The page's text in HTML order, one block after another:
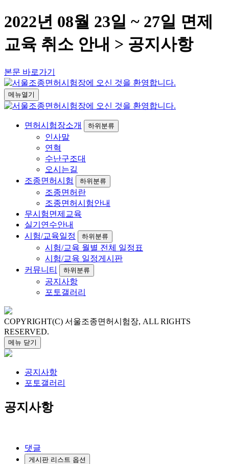
2022년 08월 23일 ~ 27일 면제
교육 취소 안내 > 공지사항
본문 바로가기
메뉴열기
면허시험장소개 하위분류
인사말
연혁
수난구조대
오시는길
조종면허시험
하위분류
조종면허란
조종면허시험안내
무시험면제교육
실기연수안내
시험/교육일정
하위분류
시험/교육 월별 전체 일정표
시험/교육 일정게시판
커뮤니티
하위분류
공지사항
포토갤러리
COPYRIGHT(C) 서울조종면허시험장, ALL RIGHTS
RESERVED.
메뉴 닫기
공지사항
포토갤러리
공지사항
댓글
게시판 리스트 옵션